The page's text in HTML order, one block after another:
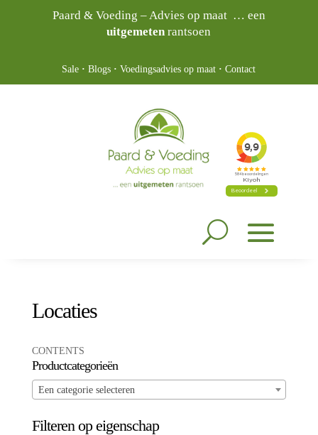
Paard & Voeding – Advies op maat … een
uitgemetenrantsoen
Sale ·Blogs ·Voedingsadvies op maat ·Contact
Locaties
CONTENTS
Productcategorieën
Een categorie selecteren
Filteren op eigenschap